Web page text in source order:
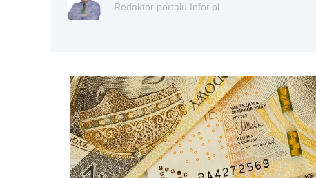
Redaktor portalu Infor.pl